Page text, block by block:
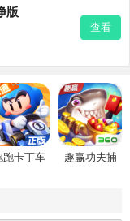
版
查看
跑卡丁车
趣赢功夫捕